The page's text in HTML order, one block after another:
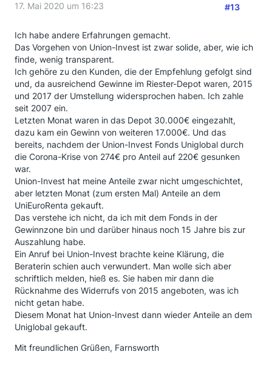
17. Mai 2020 um 16:23 #13
Ich habe andere Erfahrungen gemacht.
Das Vorgehen von Union-Invest ist zwar solide, aber, wie ich
finde, wenig transparent.
Ich gehöre zu den Kunden, die der Empfehlung gefolgt sind
und, da ausreichend Gewinne im Riester-Depot waren, 2015
und 2017 der Umstellung widersprochen haben. Ich zahle
seit 2007 ein.
Letzten Monat waren in das Depot 30.000€ eingezahlt,
dazu kam ein Gewinn von weiteren 17.000€. Und das
bereits, nachdem der Union-Invest Fonds Uniglobal durch
die Corona-Krise von 274€ pro Anteil auf 220€ gesunken
war.
Union-Invest hat meine Anteile zwar nicht umgeschichtet,
aber letzten Monat (zum ersten Mal) Anteile an dem
UniEuroRenta gekauft.
Das verstehe ich nicht, da ich mit dem Fonds in der
Gewinnzone bin und darüber hinaus noch 15 Jahre bis zur
Auszahlung habe.
Ein Anruf bei Union-Invest brachte keine Klärung, die
Beraterin schien auch verwundert. Man wolle sich aber
schriftlich melden, hieß es. Sie haben mir dann die
Rücknahme des Widerrufs von 2015 angeboten, was ich
nicht getan habe.
Diesem Monat hat Union-Invest dann wieder Anteile an dem
Uniglobal gekauft.
Mit freundlichen Grüßen, Farnsworth